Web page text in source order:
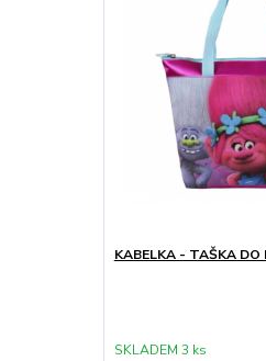
KABELKA - TAŠKA DO
SKLADEM 3 ks